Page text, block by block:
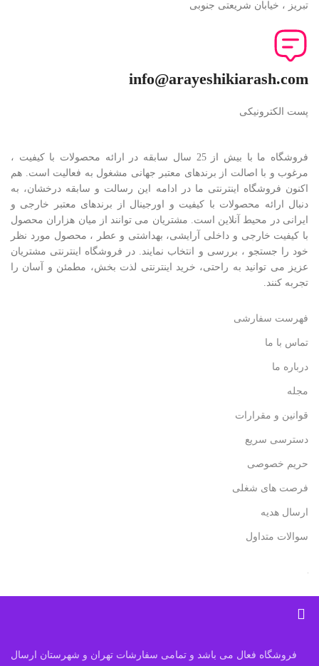
تبریز ، خیابان شریعتی جنوبی
info@arayeshikiarash.com
پست الکترونیکی
فروشگاه ما با بیش از 25 سال سابقه در ارائه محصولات با کيفيت ،
مرغوب و با اصالت از برندهای معتبر جهانی مشغول به فعاليت است. هم
اکنون فروشگاه اینترنتی ما در ادامه اين رسالت و سابقه درخشان، به
دنبال ارائه محصولات با کيفيت و اورجينال از برندهای معتبر خارجی و
ايرانی در محيط آنلاين است. مشتريان می توانند از ميان هزاران محصول
با کيفيت خارجی و داخلی آرایشی، بهداشتی و عطر ، محصول مورد نظر
خود را جستجو ، بررسی و انتخاب نمايند. در فروشگاه اینترنتی مشتريان
عزیز می توانيد به راحتی، خرید اینترنتی لذت بخش، مطمئن و آسان را
تجربه کنند.
فهرست سفارشی
تماس با ما
درباره ما
مجله
قوانین و مقرارات
دسترسی سریع
حریم خصوصی
فرصت های شغلی
ارسال هدیه
سوالات متداول
فروشگاه فعال می باشد و تمامی سفارشات تهران و شهرستان ارسال